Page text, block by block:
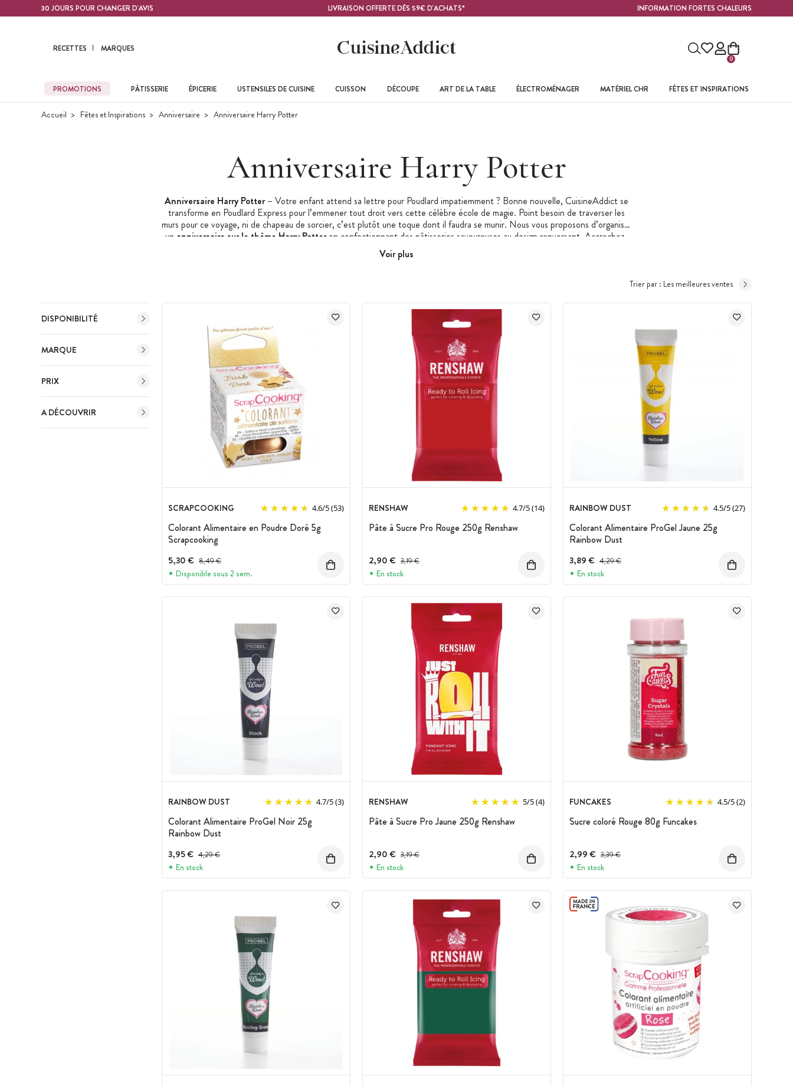
Contenu principal30 JOURS POUR CHANGER D'AVIS LIVRAISON OFFERTE DÈS 59€ D'ACHATS* INFORMATION FORTES CHALEURS
RECETTES MARQUES
0
PROMOTIONS PÂTISSERIE ÉPICERIE USTENSILES DE CUISINE CUISSON DÉCOUPE ART DE LA TABLE ÉLECTROMÉNAGER MATÉRIEL CHR FÊTES ET INSPIRATIONS
Accueil Fêtes et Inspirations Anniversaire Anniversaire Harry Potter
Anniversaire Harry Potter
Anniversaire Harry Potter– Votre enfant attend sa lettre pour Poudlard impatiemment ? Bonne nouvelle, CuisineAddict se
transforme en Poudlard Express pour l’emmener tout droit vers cette célèbre école de magie. Point besoin de traverser les
murs pour ce voyage, ni de chapeau de sorcier, c’est plutôt une toque dont il faudra se munir. Nous vous proposons d’organiser
un anniversaire sur le thème Harry Potteren confectionnant des pâtisseries savoureuses au design renversant. Accrochez-
vous à vos balais, on s’envole vers un
Voir plus
Trier par : Les meilleures ventes
DISPONIBILITÉ
MARQUE
PRIX
A DÉCOUVRIR
SCRAPCOOKING 4.6/5(53)
Colorant Alimentaire en Poudre Doré 5g
Scrapcooking
5,30 € Prix avant réduction :
8,49 €
Disponible sous 2 sem.
RENSHAW 4.7/5(14)
Pâte à Sucre Pro Rouge 250g Renshaw
2,90 € Prix avant réduction :
3,19 €
En stock
RAINBOW DUST 4.5/5(27)
Colorant Alimentaire ProGel Jaune 25g
Rainbow Dust
3,89 € Prix avant réduction :
4,29 €
En stock
RAINBOW DUST 4.7/5(3)
Colorant Alimentaire ProGel Noir 25g
Rainbow Dust
3,95 € Prix avant réduction :
4,29 €
En stock
RENSHAW 5/5(4)
Pâte à Sucre Pro Jaune 250g Renshaw
2,90 € Prix avant réduction :
3,19 €
En stock
FUNCAKES 4.5/5(2)
Sucre coloré Rouge 80g Funcakes
2,99 € Prix avant réduction :
3,39 €
En stock